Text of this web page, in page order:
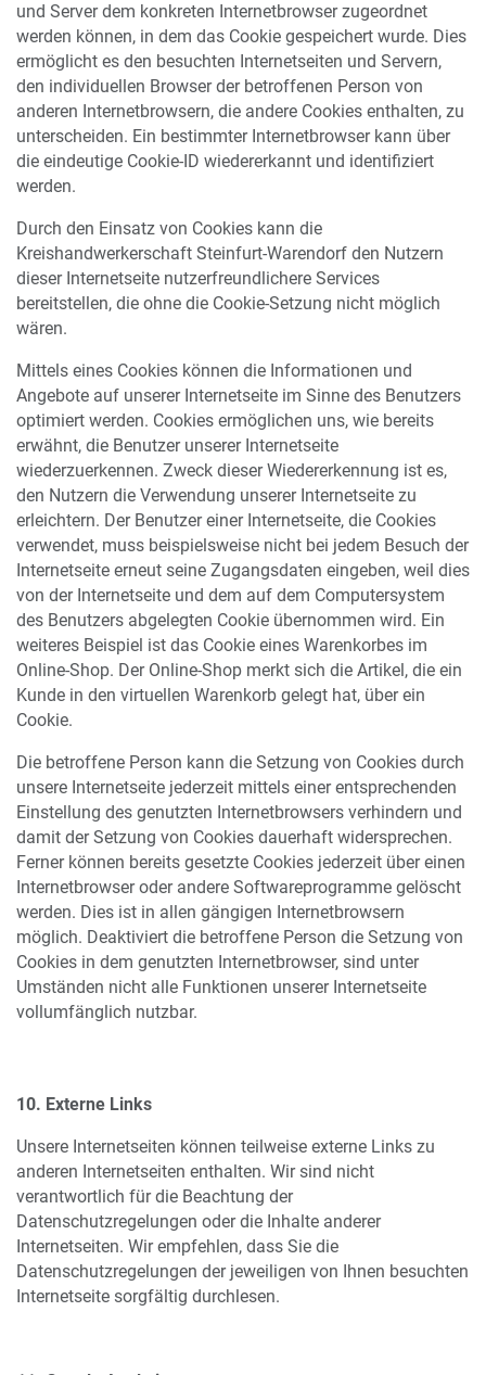
und Server dem konkreten Internetbrowser zugeordnet
werden können, in dem das Cookie gespeichert wurde. Dies
ermöglicht es den besuchten Internetseiten und Servern,
den individuellen Browser der betroffenen Person von
anderen Internetbrowsern, die andere Cookies enthalten, zu
unterscheiden. Ein bestimmter Internetbrowser kann über
die eindeutige Cookie-ID wiedererkannt und identifiziert
werden.
Durch den Einsatz von Cookies kann die
Kreishandwerkerschaft Steinfurt-Warendorf den Nutzern
dieser Internetseite nutzerfreundlichere Services
bereitstellen, die ohne die Cookie-Setzung nicht möglich
wären.
Mittels eines Cookies können die Informationen und
Angebote auf unserer Internetseite im Sinne des Benutzers
optimiert werden. Cookies ermöglichen uns, wie bereits
erwähnt, die Benutzer unserer Internetseite
wiederzuerkennen. Zweck dieser Wiedererkennung ist es,
den Nutzern die Verwendung unserer Internetseite zu
erleichtern. Der Benutzer einer Internetseite, die Cookies
verwendet, muss beispielsweise nicht bei jedem Besuch der
Internetseite erneut seine Zugangsdaten eingeben, weil dies
von der Internetseite und dem auf dem Computersystem
des Benutzers abgelegten Cookie übernommen wird. Ein
weiteres Beispiel ist das Cookie eines Warenkorbes im
Online-Shop. Der Online-Shop merkt sich die Artikel, die ein
Kunde in den virtuellen Warenkorb gelegt hat, über ein
Cookie.
Die betroffene Person kann die Setzung von Cookies durch
unsere Internetseite jederzeit mittels einer entsprechenden
Einstellung des genutzten Internetbrowsers verhindern und
damit der Setzung von Cookies dauerhaft widersprechen.
Ferner können bereits gesetzte Cookies jederzeit über einen
Internetbrowser oder andere Softwareprogramme gelöscht
werden. Dies ist in allen gängigen Internetbrowsern
möglich. Deaktiviert die betroffene Person die Setzung von
Cookies in dem genutzten Internetbrowser, sind unter
Umständen nicht alle Funktionen unserer Internetseite
vollumfänglich nutzbar.
10. Externe Links
Unsere Internetseiten können teilweise externe Links zu
anderen Internetseiten enthalten. Wir sind nicht
verantwortlich für die Beachtung der
Datenschutzregelungen oder die Inhalte anderer
Internetseiten. Wir empfehlen, dass Sie die
Datenschutzregelungen der jeweiligen von Ihnen besuchten
Internetseite sorgfältig durchlesen.